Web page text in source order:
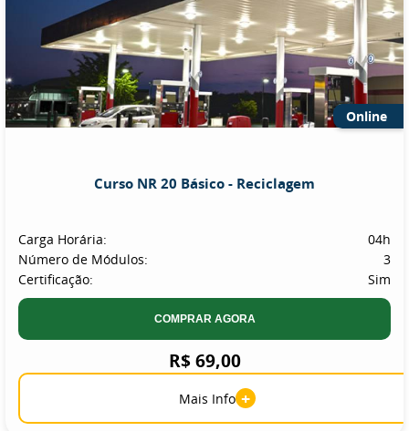
Online
Curso NR 20 Básico - Reciclagem
Carga Horária:
04h
Número de Módulos:
3
Certificação:
Sim
COMPRAR AGORA
R$ 69,00
Mais Info +